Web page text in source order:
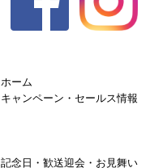
ホーム
キャンペーン・セールス情報
記念日・歓送迎会・お見舞い